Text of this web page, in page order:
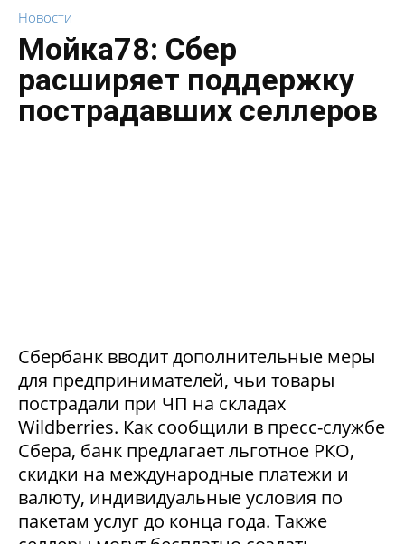
Новости
Мойка78: Сбер
расширяет поддержку
пострадавших селлеров
Сбербанк вводит дополнительные меры
для предпринимателей, чьи товары
пострадали при ЧП на складах
Wildberries. Как сообщили в пресс-службе
Сбера, банк предлагает льготное РКО,
скидки на международные платежи и
валюту, индивидуальные условия по
пакетам услуг до конца года. Также